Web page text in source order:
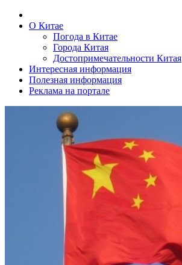
О Китае
Погода в Китае
Города Китая
Достопримечательности Китая
Интересная информация
Полезная информация
Реклама на портале